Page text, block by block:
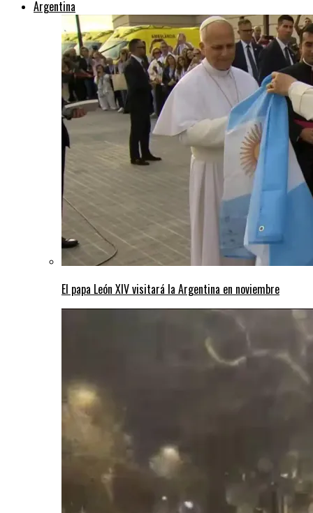
Argentina
El papa León XIV visitará la Argentina en noviembre